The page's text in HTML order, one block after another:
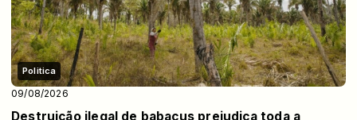
Politica
09/08/2026
Destruição ilegal de babaçus prejudica toda a